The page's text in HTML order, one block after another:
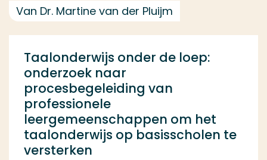
Van Dr. Martine van der Pluijm
Taalonderwijs onder de loep:
onderzoek naar
procesbegeleiding van
professionele
leergemeenschappen om het
taalonderwijs op basisscholen te
versterken